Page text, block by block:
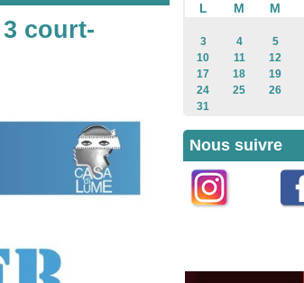
court-
L M M
3
4 5
10
11 12
17
18 19
24
25 26
31
Nous suivre